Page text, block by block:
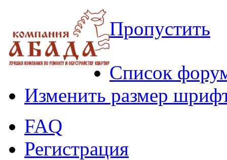
Пропустить
Список
Изменить размер
FAQ
Регистрация